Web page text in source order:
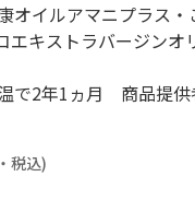
オイルアマニプラス
キストラバージンオ
で2年1ヵ月 商品提供
税込)